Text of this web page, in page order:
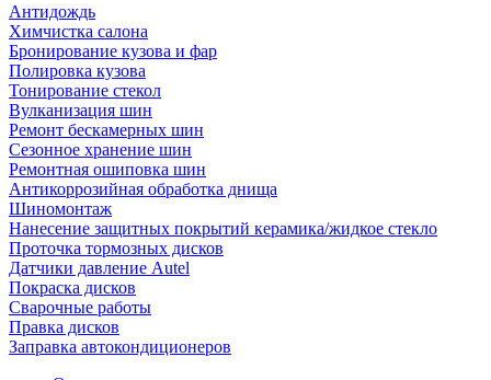
Антидождь
Химчистка салона
Бронирование кузова и фар
Полировка кузова
Тонирование стекол
Вулканизация шин
Ремонт бескамерных шин
Сезонное хранение шин
Ремонтная ошиповка шин
Антикоррозийная обработка днища
Шиномонтаж
Нанесение защитных покрытий керамика/жидкое стекло
Проточка тормозных дисков
Датчики давление Autel
Покраска дисков
Сварочные работы
Правка дисков
Заправка автокондиционеров